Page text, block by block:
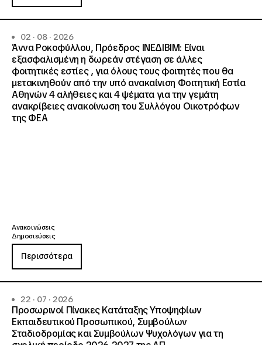
02 · 08 · 2026
Άννα Ροκοφύλλου, Πρόεδρος ΙΝΕΔΙΒΙΜ: Είναι
εξασφαλισμένη η δωρεάν στέγαση σε άλλες
φοιτητικές εστίες , για όλους τους φοιτητές που θα
μετακινηθούν από την υπό ανακαίνιση Φοιτητική Εστία
Αθηνών 4 αλήθειες και 4 ψέματα για την γεμάτη
ανακρίβειες ανακοίνωση του Συλλόγου Οικοτρόφων
της ΦΕΑ
Ανακοινώσεις
Δημοσιεύσεις
Περισσότερα
22 · 07 · 2026
Προσωρινοί Πίνακες Κατάταξης Υποψηφίων
Εκπαιδευτικού Προσωπικού, Συμβούλων
Σταδιοδρομίας και Συμβούλων Ψυχολόγων για τη